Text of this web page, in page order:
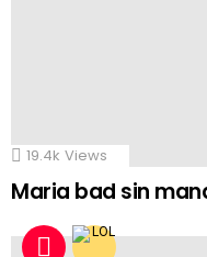
19.4k Views
Maria bad sin